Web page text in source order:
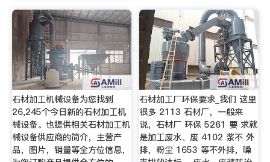
石材加工机械设备为您找到
26,245个今日新的石材加工机
械设备。也提供相关石材加工机
械设备供应商的简介，主营产
品，图片，销量等全方位信息，
石材加工厂环保要求_我们 这里
很多 2113 石材厂，一般来
说，石材厂 环保 5261 要 求就
是加工废水、废 4102 浆不 外
排，粉尘 1653 等不外排，噪